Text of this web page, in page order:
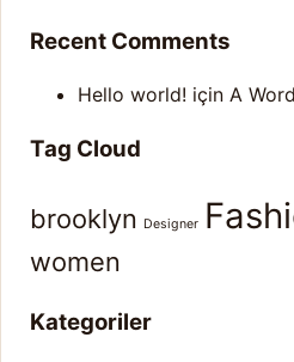
Recent Comments
Hello world! için A
Tag Cloud
brooklyn Designer
women
Kategoriler